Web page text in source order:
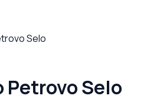
Selo
Petrovo Selo